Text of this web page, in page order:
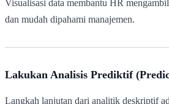
Visualisasi data membantu HR
dan mudah dipahami manajemen.
Lakukan Analisis Prediktif
Langkah lanjutan dari analitik deskriptif